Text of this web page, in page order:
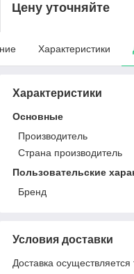
Цену уточняйте
Характеристики
Характеристики
Основные
Производитель
Страна производитель
Пользовательские
Бренд
Условия доставки
Доставка